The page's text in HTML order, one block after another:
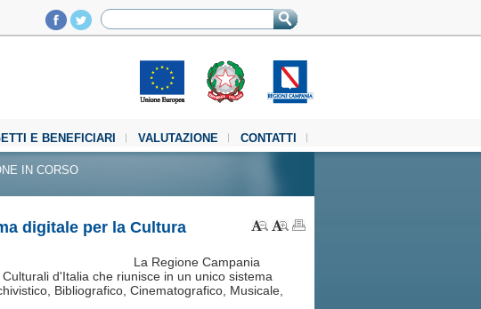
E BENEFICIARI VALUTAZIONE
CONTATTI
IN CORSO
digitale per la Cultura
La Regione Campania
d'Italia che riunisce in un unico sistema
Bibliografico, Cinematografico, Musicale,